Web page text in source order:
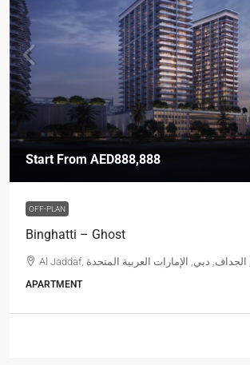
Start From AED888,888
OFF-PLAN
Binghatti – Ghost
APARTMENT